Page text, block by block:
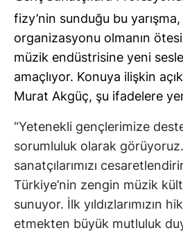
fizy’nin sunduğu bu
organizasyonu olmanın
müzik endüstrisine yeni
amaçlıyor. Konuya ilişkin
Murat Akgüç, şu ifadelere
“Yetenekli gençlerimize
sorumluluk olarak görüyoruz.
sanatçılarımızı
Türkiye’nin zengin müzik
sunuyor. İlk yıldızlarımızın
etmekten büyük mutluluk